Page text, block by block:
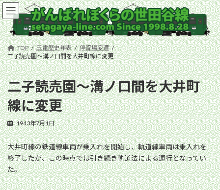
コ
ン
テ
ン
ツ
へ
ス
キ
ッ
プ
ナ
ビ
ゲ
ー
シ
ョ
ン
に
移
動
TOP 玉電歴史年表
停留場変遷
二子読売園〜溝ノ口間を大井町線に変更
二子読売園〜溝ノ口間を大井町
線に変更
1943年7月1日
大井町線の鉄道線車両が乗入れを開始し、軌道線車両は乗入れを
終了したが、この時点では引き続き軌道法による運行となってい
た。